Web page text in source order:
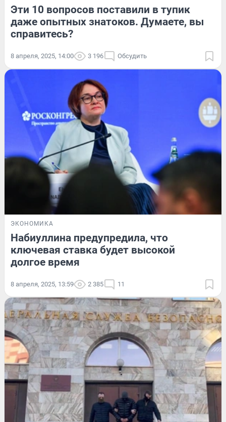
Эти 10 вопросов поставили в тупик
даже опытных знатоков. Думаете, вы
справитесь?
8 апреля, 2025, 14:00 3 196 Обсудить
ЭКОНОМИКА
Набиуллина предупредила, что
ключевая ставка будет высокой
долгое время
8 апреля, 2025, 13:59 2 385 11